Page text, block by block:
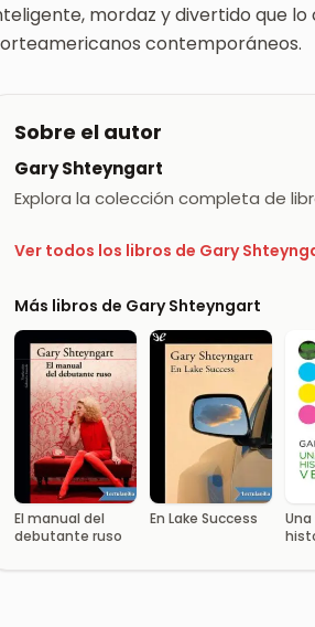
mordaz y divertido que
contemporáneos.
Sobre el autor
Gary Shteyngart
Explora la colección completa de
Ver todos los libros de Gary
Más libros de Gary Shteyngart
El manual del
debutante ruso
En Lake Success